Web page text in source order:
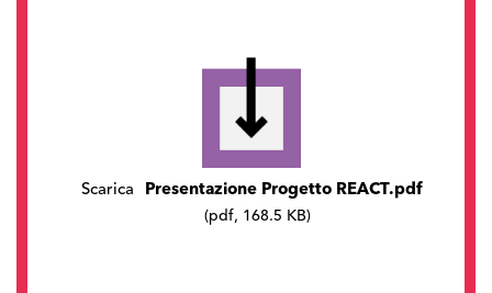
Scarica Presentazione Progetto REACT.pdf
(pdf, 168.5 KB)